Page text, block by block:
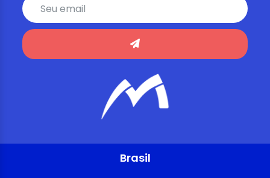
Brasil